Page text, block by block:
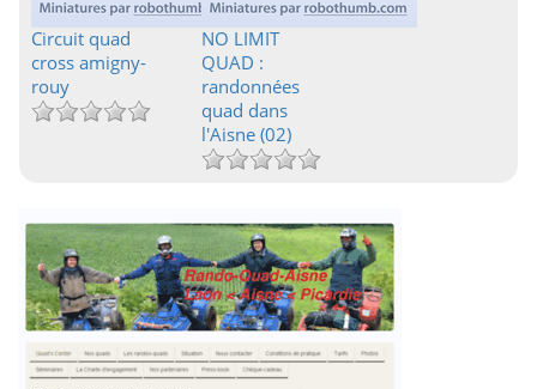
Circuit quad
cross amigny-
rouy
NO LIMIT
QUAD :
randonnées
quad dans
l'Aisne (02)